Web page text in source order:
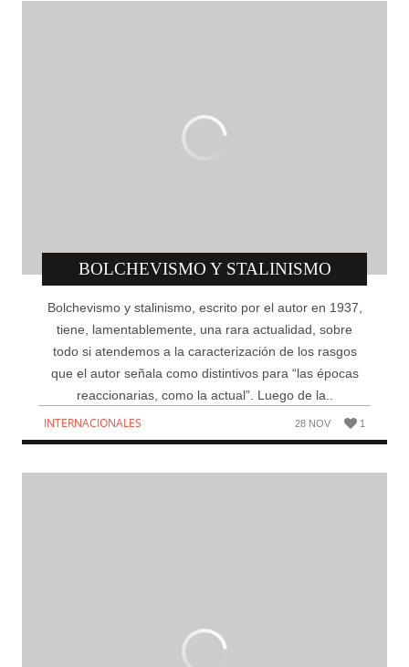
BOLCHEVISMO Y STALINISMO
Bolchevismo y stalinismo, escrito por el autor en 1937,
tiene, lamentablemente, una rara actualidad, sobre
todo si atendemos a la caracterización de los rasgos
que el autor señala como distintivos para “las épocas
reaccionarias, como la actual”. Luego de la..
INTERNACIONALES 28 NOV 1